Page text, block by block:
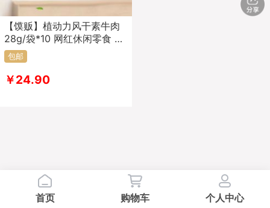
【馍贩】植动力风干素牛肉
28g/袋*10 网红休闲零食 植
物肉大豆蛋白 素食 牛肉干
包邮
￥24.90
首页 购物车 个人中心